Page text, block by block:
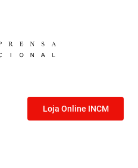
Loja Online INCM